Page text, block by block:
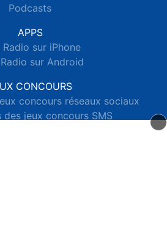
Podcasts
APPS
Radio sur iPhone
sur Android
CONCOURS
concours réseaux sociaux
des jeux concours SMS